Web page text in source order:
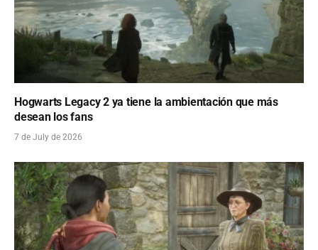
Hogwarts Legacy 2 ya tiene la ambientación que más
desean los fans
7 de July de 2026